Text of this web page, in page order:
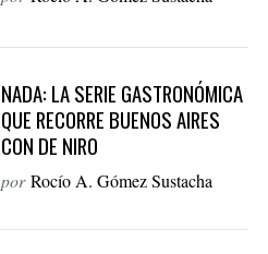
NADA: LA SERIE GASTRONÓMICA
QUE RECORRE BUENOS AIRES
CON DE NIRO
por Rocío A. Gómez Sustacha